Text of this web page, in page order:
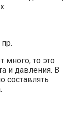
много, то это
и давления. В
составлять